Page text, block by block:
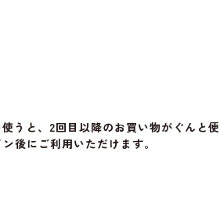
うと、2回目以降のお買い物がぐんと便
後にご利用いただけます。